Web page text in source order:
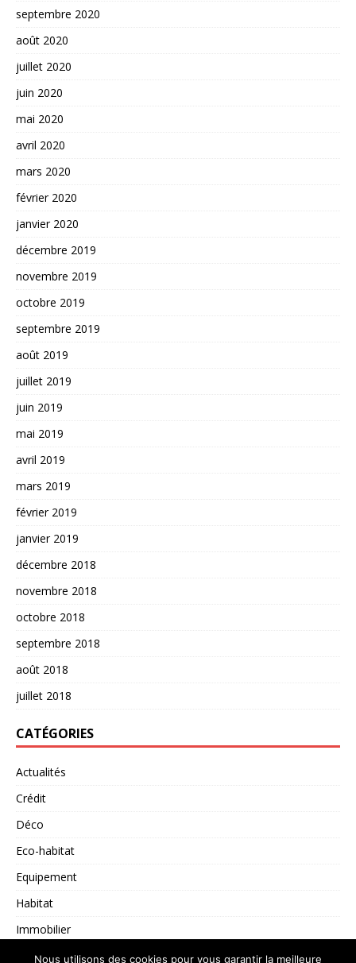
septembre 2020
août 2020
juillet 2020
juin 2020
mai 2020
avril 2020
mars 2020
février 2020
janvier 2020
décembre 2019
novembre 2019
octobre 2019
septembre 2019
août 2019
juillet 2019
juin 2019
mai 2019
avril 2019
mars 2019
février 2019
janvier 2019
décembre 2018
novembre 2018
octobre 2018
septembre 2018
août 2018
juillet 2018
CATÉGORIES
Actualités
Crédit
Déco
Eco-habitat
Equipement
Habitat
Immobilier
Non classé
Nous utilisons des cookies pour vous garantir la meilleure